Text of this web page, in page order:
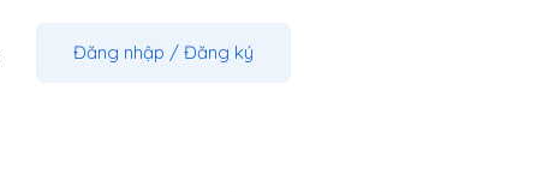
Đăng nhập / Đăng ký